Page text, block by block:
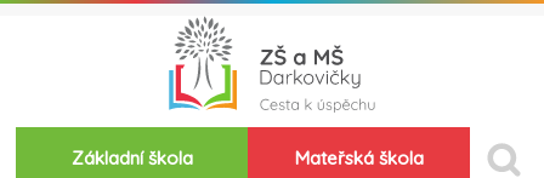
Základní škola Mateřská škola